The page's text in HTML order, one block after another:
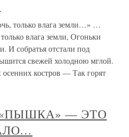
только влага земли…» …
влага земли, Огоньки
И собратья отстали под
свежей холодною мглой.
костров — Так горят
«ПЫШКА» — ЭТО